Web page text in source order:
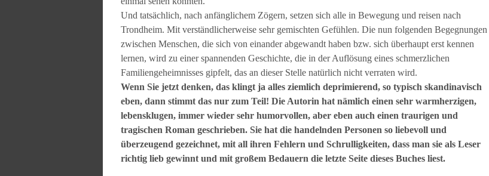
Und tatsächlich, nach anfänglichem Zögern, setzen sich alle in Bewegung und reisen nach
Trondheim. Mit verständlicherweise sehr gemischten Gefühlen. Die nun folgenden Begegnungen
zwischen Menschen, die sich von einander abgewandt haben bzw. sich überhaupt erst kennen
lernen, wird zu einer spannenden Geschichte, die in der Auflösung eines schmerzlichen
Familiengeheimnisses gipfelt, das an dieser Stelle natürlich nicht verraten wird.
Wenn Sie jetzt denken, das klingt ja alles ziemlich deprimierend, so typisch skandinavisch
eben, dann stimmt das nur zum Teil! Die Autorin hat nämlich einen sehr warmherzigen,
lebensklugen, immer wieder sehr humorvollen, aber eben auch einen traurigen und
tragischen Roman geschrieben. Sie hat die handelnden Personen so liebevoll und
überzeugend gezeichnet, mit all ihren Fehlern und Schrulligkeiten, dass man sie als Leser
richtig lieb gewinnt und mit großem Bedauern die letzte Seite dieses Buches liest.